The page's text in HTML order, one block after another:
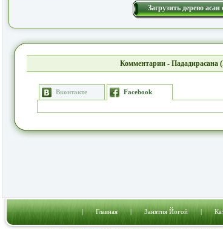
Загрузить дерево
Комментарии - Пададирасана
Вконтакте Facebook
|Главная|Занятия Йогой|